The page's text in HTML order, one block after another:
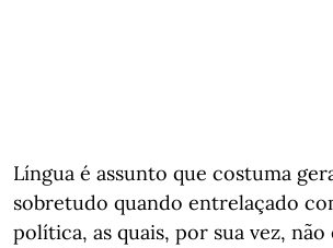
Língua é assunto que costuma
sobretudo quando entrelaçado
política, as quais, por sua vez, não